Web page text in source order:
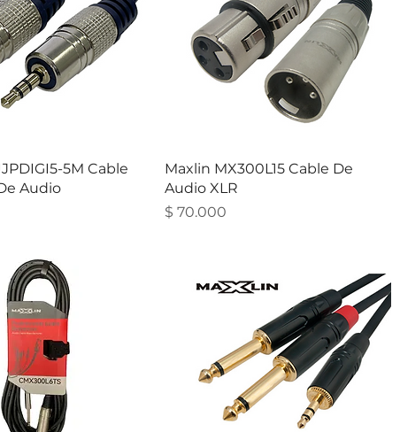
5M Cable
Audio
Maxlin MX300L15 Cable De
Audio XLR
Precio
$ 70.000